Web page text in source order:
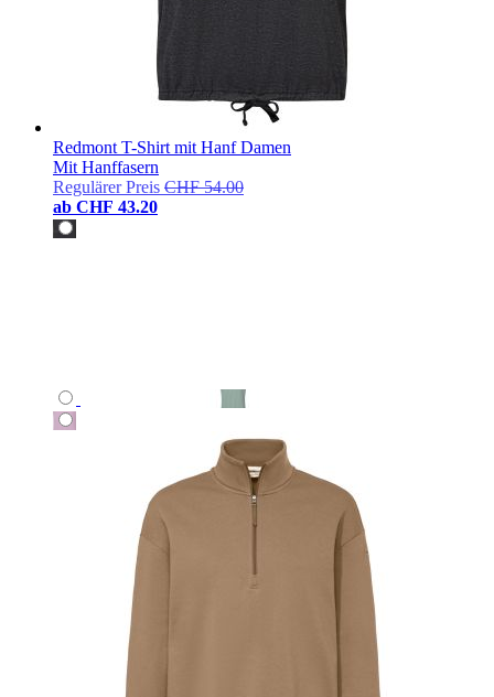
Redmont T-Shirt mit Hanf Damen
Mit Hanffasern
Regulärer Preis CHF 54.00
ab CHF 43.20